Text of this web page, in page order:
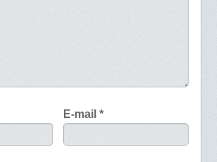
E-mail*